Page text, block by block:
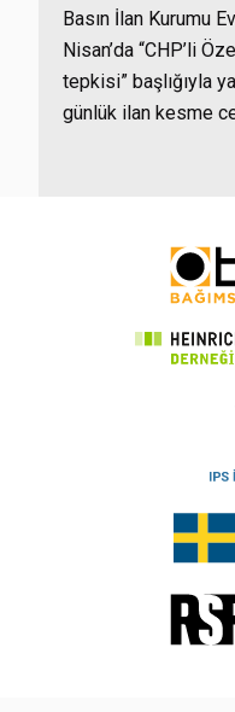
Basın İlan Kurumu
Nisan’da “CHP’li
tepkisi” başlığıyla
günlük ilan kesme